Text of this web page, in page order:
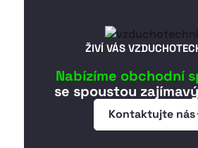
ŽIVÍ VÁS
Nabízíme obchodní
se spoustou
Kontaktujte nás